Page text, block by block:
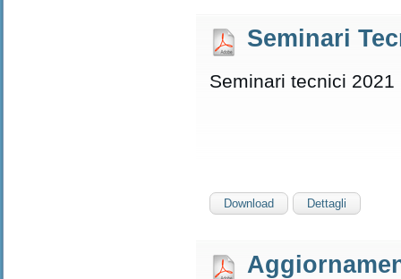
Seminari
Seminari tecnici 2021
Download Dettagli